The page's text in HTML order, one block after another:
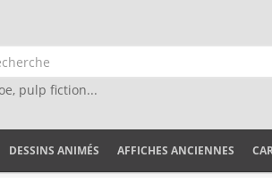
pulp fiction...
DESSINS ANIMÉS AFFICHES ANCIENNES